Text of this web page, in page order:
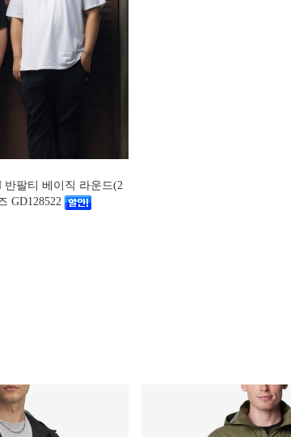
팔티 베이직 라운드(2
GD128522